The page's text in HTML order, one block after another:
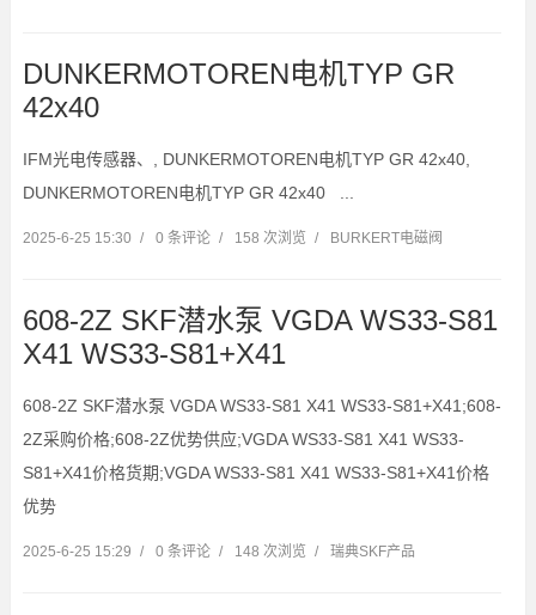
DUNKERMOTOREN电机TYP GR
42x40
IFM光电传感器、, DUNKERMOTOREN电机TYP GR 42x40,
DUNKERMOTOREN电机TYP GR 42x40 ...
2025-6-25 15:30 / 0 条评论 / 158 次浏览 / BURKERT电磁阀
608-2Z SKF潜水泵 VGDA WS33-S81
X41 WS33-S81+X41
608-2Z SKF潜水泵 VGDA WS33-S81 X41 WS33-S81+X41;608-
2Z采购价格;608-2Z优势供应;VGDA WS33-S81 X41 WS33-
S81+X41价格货期;VGDA WS33-S81 X41 WS33-S81+X41价格
优势
2025-6-25 15:29 / 0 条评论 / 148 次浏览 / 瑞典SKF产品